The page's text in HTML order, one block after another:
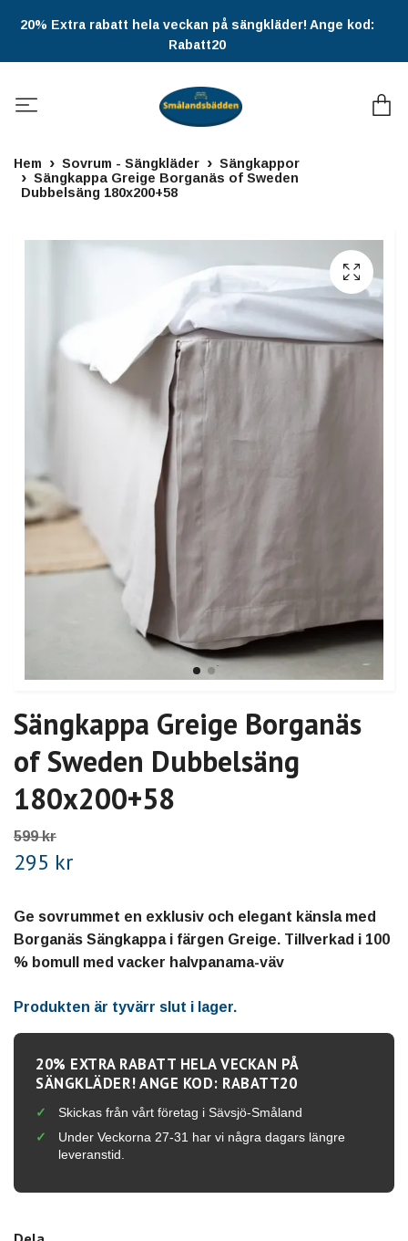
20% Extra rabatt hela veckan på sängkläder! Ange kod:
Rabatt20
Hem Sovrum - Sängkläder
Sängkappor
Sängkappa Greige Borganäs of Sweden
Dubbelsäng 180x200+58
Sängkappa Greige Borganäs
of Sweden Dubbelsäng
180x200+58
599 kr
295 kr
Ge sovrummet en exklusiv och elegant känsla med
Borganäs Sängkappa i färgen Greige. Tillverkad i 100
% bomull med vacker halvpanama-väv
Produkten är tyvärr slut i lager.
20% EXTRA RABATT HELA VECKAN PÅ
SÄNGKLÄDER! ANGE KOD: RABATT20
Skickas från vårt företag i Sävsjö-Småland
Under Veckorna 27-31 har vi några dagars längre
leveranstid.